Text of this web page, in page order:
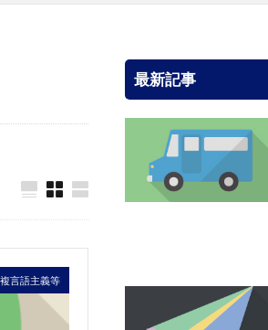
言語主義等
最新記事